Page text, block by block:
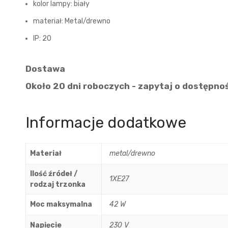
kolor lampy: biały
materiał: Metal/drewno
IP: 20
Dostawa
Około 20 dni roboczych - zapytaj o
Informacje dodatkowe
Materiał metal/drewno
Ilość źródeł /
rodzaj trzonka
1XE27
Moc maksymalna 42 W
Napięcie 230 V